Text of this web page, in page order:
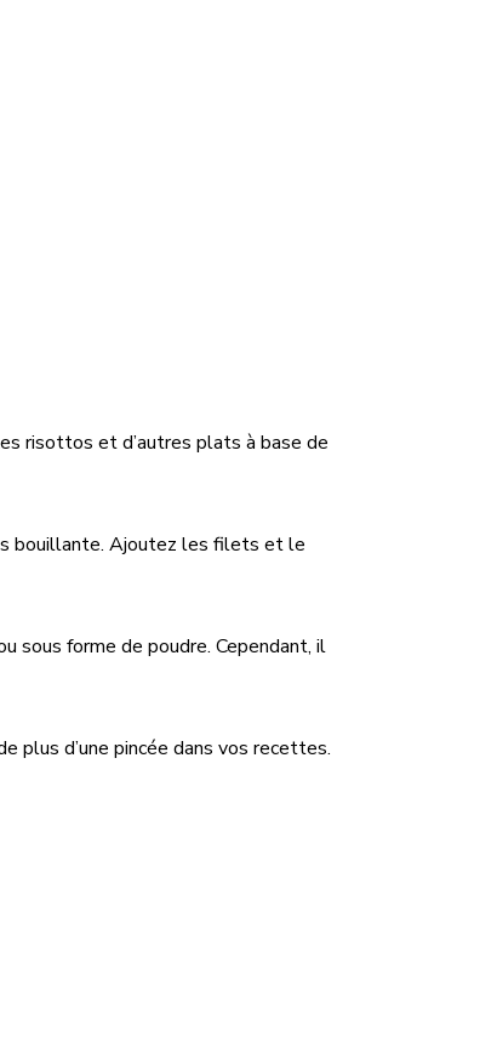
risottos et d’autres plats à base de
bouillante. Ajoutez les filets et le
sous forme de poudre. Cependant, il
plus d’une pincée dans vos recettes.